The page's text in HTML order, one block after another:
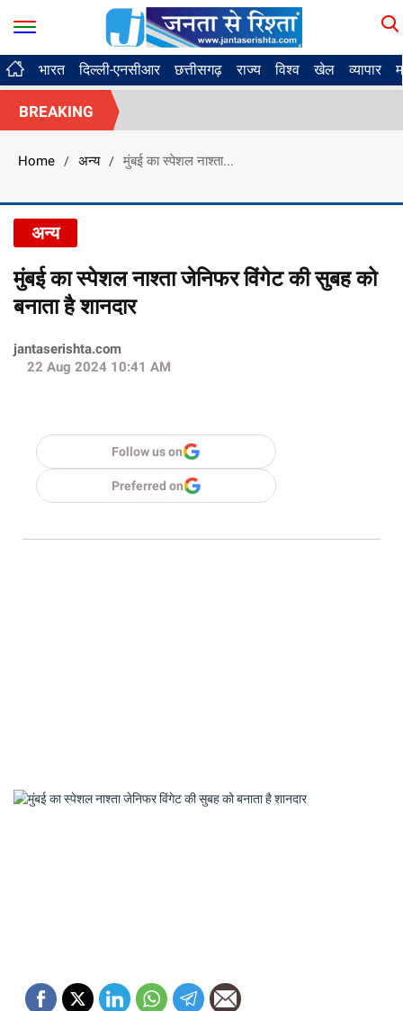
भारत दिल्ली-एनसीआर छत्तीसगढ़ राज्य विश्व खेल व्यापार
BREAKING
Home / अन्य / मुंबई का स्पेशल नाश्ता...
अन्य
मुंबई का स्पेशल नाश्ता जेनिफर विंगेट की सुबह को
बनाता है शानदार
jantaserishta.com
22 Aug 2024 10:41 AM
Follow us on
Preferred on